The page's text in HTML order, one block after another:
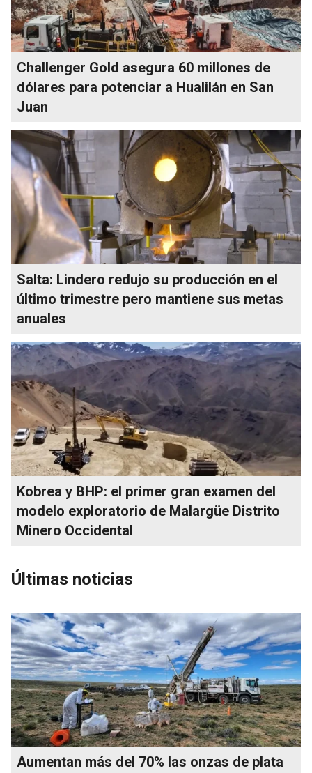
Challenger Gold asegura 60 millones de
dólares para potenciar a Hualilán en San
Juan
Salta: Lindero redujo su producción en el
último trimestre pero mantiene sus metas
anuales
Kobrea y BHP: el primer gran examen del
modelo exploratorio de Malargüe Distrito
Minero Occidental
Últimas noticias
Aumentan más del 70% las onzas de plata